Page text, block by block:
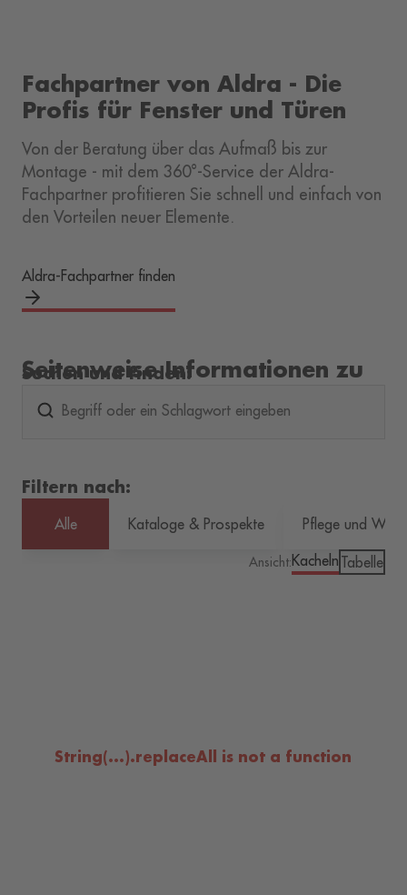
Fachpartner von Aldra - Die
Profis für Fenster und Türen
Von der Beratung über das Aufmaß bis zur
Montage - mit dem 360°-Service der Aldra-
Fachpartner profitieren Sie schnell und einfach von
den Vorteilen neuer Elemente.
Aldra-Fachpartner finden
Seitenweise Informationen zu
den Fenstern und Türen von
Aldra
Suchen und finden:
Begriff oder ein Schlagwort eingeben
Filtern nach:
Alle Kataloge & Prospekte Pflege und
Ansicht:Kacheln Tabelle
String(...).replaceAll is not a function